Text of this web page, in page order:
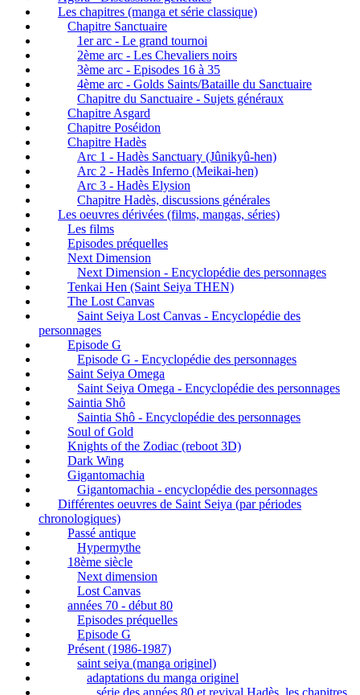
Les chapitres (manga et série classique)
Chapitre Sanctuaire
1er arc - Le grand tournoi
2ème arc - Les Chevaliers noirs
3ème arc - Episodes 16 à 35
4ème arc - Golds Saints/Bataille du Sanctuaire
Chapitre du Sanctuaire - Sujets généraux
Chapitre Asgard
Chapitre Poséidon
Chapitre Hadès
Arc 1 - Hadès Sanctuary (Jûnikyû-hen)
Arc 2 - Hadès Inferno (Meikai-hen)
Arc 3 - Hadès Elysion
Chapitre Hadès, discussions générales
Les oeuvres dérivées (films, mangas, séries)
Les films
Episodes préquelles
Next Dimension
Next Dimension - Encyclopédie des personnages
Tenkai Hen (Saint Seiya THEN)
The Lost Canvas
Saint Seiya Lost Canvas - Encyclopédie des
personnages
Episode G
Episode G - Encyclopédie des personnages
Saint Seiya Omega
Saint Seiya Omega - Encyclopédie des personnages
Saintia Shô
Saintia Shô - Encyclopédie des personnages
Soul of Gold
Knights of the Zodiac (reboot 3D)
Dark Wing
Gigantomachia
Gigantomachia - encyclopédie des personnages
Différentes oeuvres de Saint Seiya (par périodes
chronologiques)
Passé antique
Hypermythe
18ème siècle
Next dimension
Lost Canvas
années 70 - début 80
Episodes préquelles
Episode G
Présent (1986-1987)
saint seiya (manga originel)
adaptations du manga originel
série des années 80 et revival Hadès, les chapitres